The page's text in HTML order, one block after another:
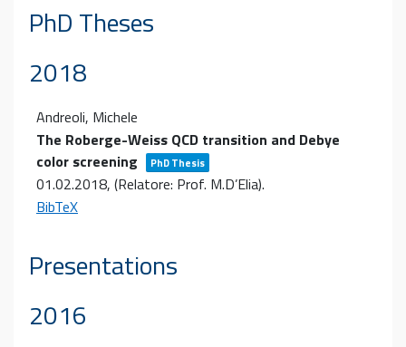
PhD Theses
2018
Andreoli, Michele
The Roberge-Weiss QCD transition and Debye
color screening
PhD Thesis
01.02.2018, (Relatore: Prof. M.D’Elia).
BibTeX
Presentations
2016